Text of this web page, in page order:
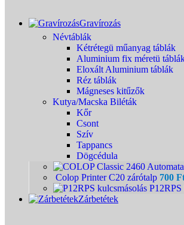
Gravírozás
Névtáblák
Kétrétegü műanyag táblák
Aluminium fix méretü
Eloxált Aluminium táblák
Réz táblák
Mágneses kitűzők
Kutya/Macska Biléták
Kőr
Csont
Szív
Tappancs
Dögcédula
Colop Printer C20 zárótalp 700
Zárbetétek